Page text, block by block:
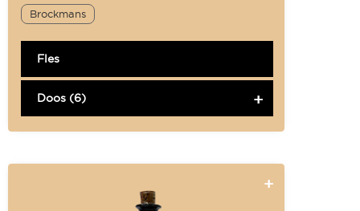
Brockmans
Fles
Doos (6)